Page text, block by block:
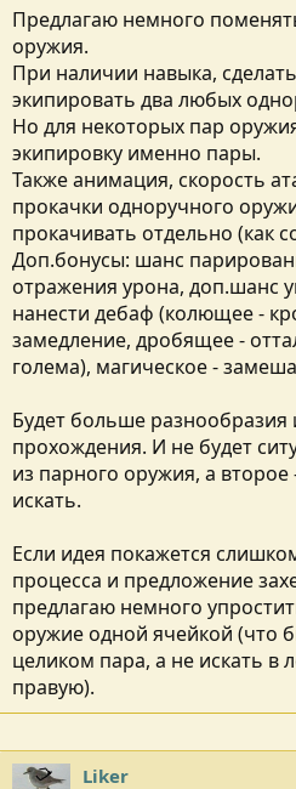
н
я
Предлагаю немного
оружия.
При наличии навыка,
экипировать два любых
Но для некоторых пар
экипировку именно пары.
Также анимация, скорость
прокачки одноручного
прокачивать отдельно (как
Доп.бонусы: шанс
отражения урона, доп.шанс
нанести дебаф (колющее -
замедление, дробящее -
голема), магическое -
Будет больше разнообразия
прохождения. И не будет
из парного оружия, а второе
искать.
Если идея покажется
процесса и предложение
предлагаю немного
оружие одной ячейкой (что
целиком пара, а не искать в
правую).
Liker